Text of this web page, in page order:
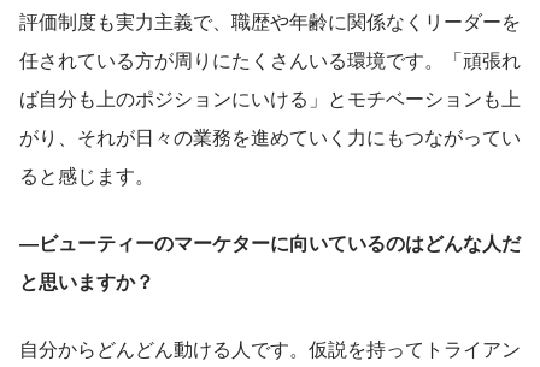
評価制度も実力主義で、職歴や年齢に関係なくリーダーを
任されている方が周りにたくさんいる環境です。「頑張れ
ば自分も上のポジションにいける」とモチベーションも上
がり、それが日々の業務を進めていく力にもつながってい
ると感じます。
―ビューティーのマーケターに向いているのはどんな人だ
と思いますか？
自分からどんどん動ける人です。仮説を持ってトライアン